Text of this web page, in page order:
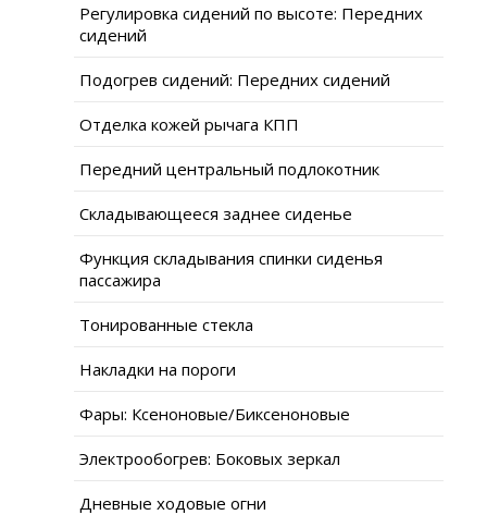
Регулировка сидений по высоте: Передних
сидений
Подогрев сидений: Передних сидений
Отделка кожей рычага КПП
Передний центральный подлокотник
Складывающееся заднее сиденье
Функция складывания спинки сиденья
пассажира
Тонированные стекла
Накладки на пороги
Фары: Ксеноновые/Биксеноновые
Электрообогрев: Боковых зеркал
Дневные ходовые огни